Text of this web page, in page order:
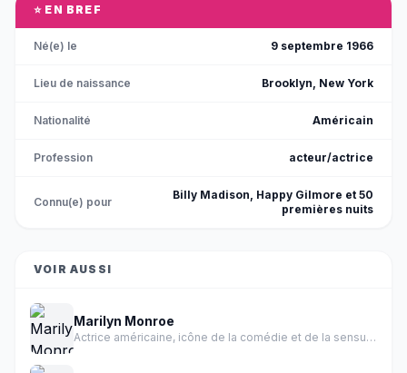
⭐ EN BREF
Né(e) le 9 septembre 1966
Lieu de naissance Brooklyn, New York
Nationalité Américain
Profession acteur/actrice
Connu(e) pour
Billy Madison, Happy Gilmore et 50
premières nuits
VOIR AUSSI
Marilyn Monroe
Actrice américaine, icône de la comédie et de la sensualité des années 1950.